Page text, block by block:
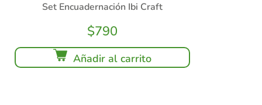
Set Encuadernación Ibi Craft
$790
Añadir al carrito